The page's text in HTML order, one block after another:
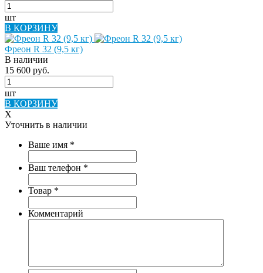
шт
В КОРЗИНУ
Фреон R 32 (9,5 кг)
В наличии
15 600 руб.
шт
В КОРЗИНУ
X
Уточнить в наличии
Ваше имя *
Ваш телефон *
Товар *
Комментарий